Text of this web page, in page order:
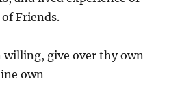
Friends.
willing, give over thy own
own